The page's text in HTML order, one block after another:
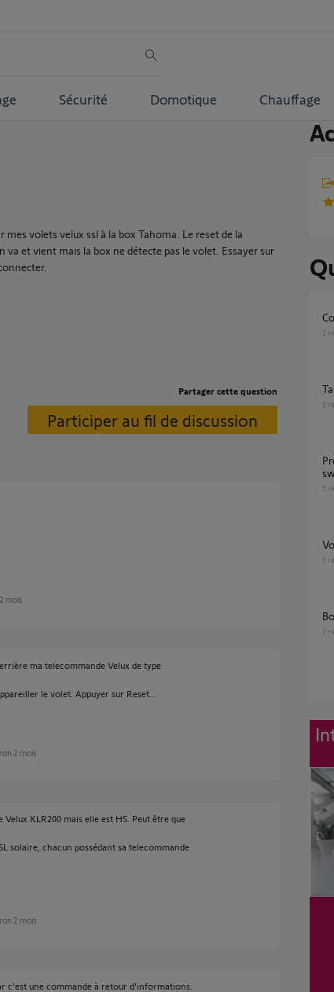
Sécurité Domotique Chauffage
mes volets velux ssl à la box Tahoma. Le reset de la
et vient mais la box ne détecte pas le volet. Essayer sur
Partager cette question
Participer au fil de discussion
mois
ma telecommande Velux de type
le volet. Appuyer sur Reset...
2 mois
KLR200 mais elle est HS. Peut être que
solaire, chacun possédant sa telecommande
2 mois
c'est une commande à retour d'informations.
2
1
Première connexion volet à une tahoma
5
3
2